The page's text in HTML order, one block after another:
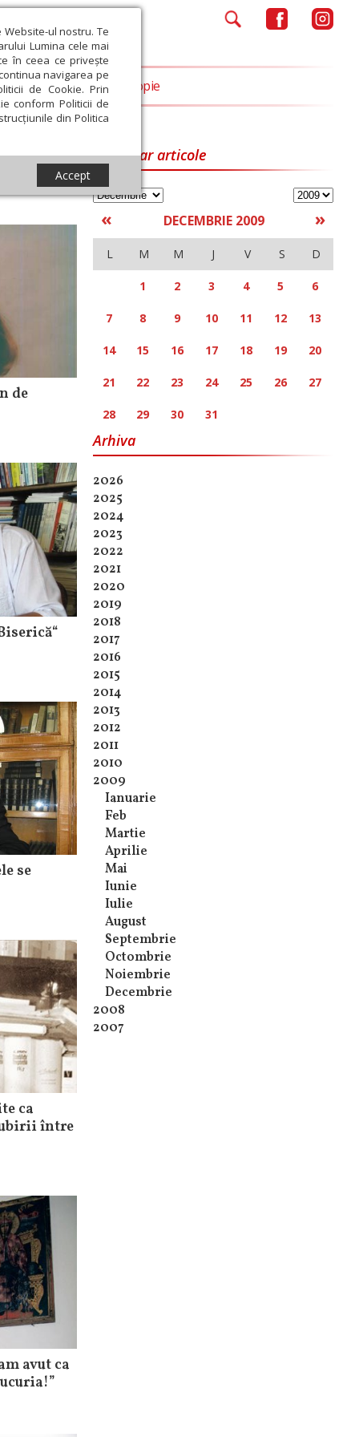
ul nostru. Te
Lumina cele mai
în ceea ce privește
navigarea pe
de Cookie. Prin
conform Politicii de
din Politica
Accept
Opinii Filantropie
de
se
ca
între
avut ca
Calendar articole
« »
DECEMBRIE 2009
L M M J V S D
1 2 3 4 5 6
7 8 9 10 11 12 13
14 15 16 17 18 19 20
21 22 23 24 25 26 27
28 29 30 31
Arhiva
2026
2025
2024
2023
2022
2021
2020
2019
2018
2017
2016
2015
2014
2013
2012
2011
2010
2009
Ianuarie
Feb
Martie
Aprilie
Mai
Iunie
Iulie
August
Septembrie
Octombrie
Noiembrie
Decembrie
2008
2007